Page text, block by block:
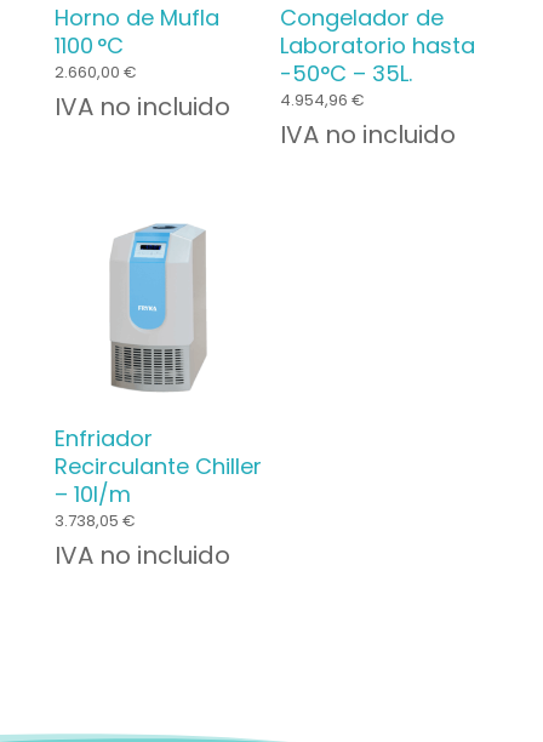
Horno de Mufla
1100 °C
2.660,00 €
IVA no incluido
Congelador de
Laboratorio hasta
-50°C – 35L.
4.954,96€
IVA no incluido
Enfriador
Recirculante Chiller
– 10l/m
3.738,05 €
IVA no incluido